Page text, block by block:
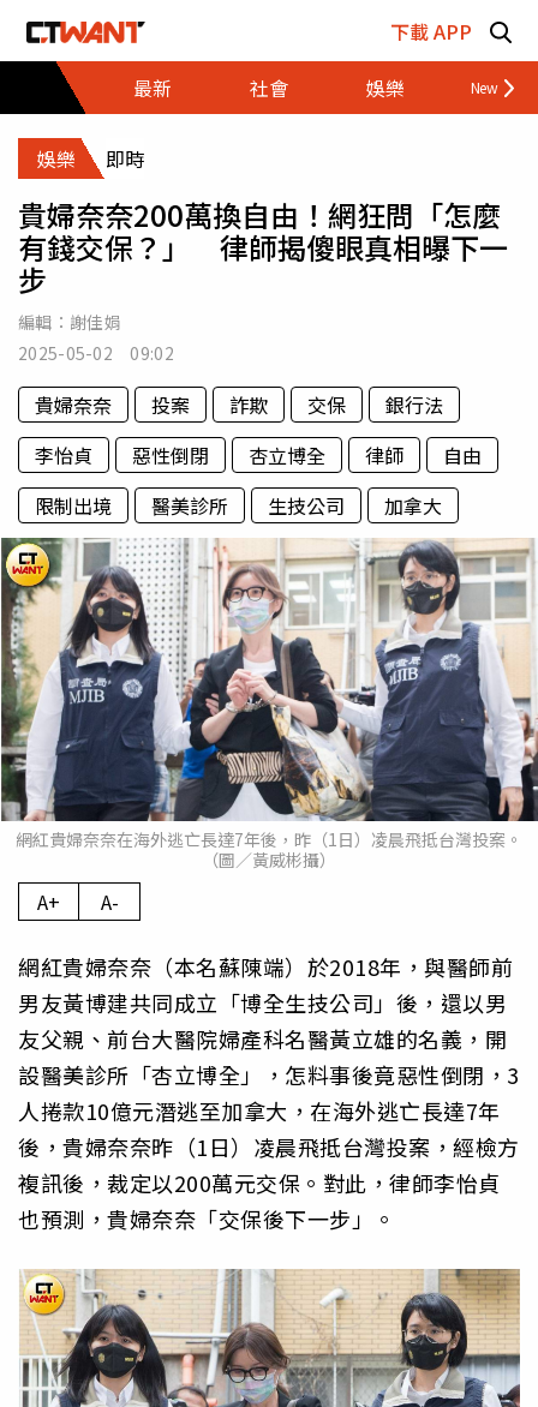
下載 APP
最新
社會 娛樂 財經
娛樂 即時
貴婦奈奈200萬換自由！網狂問「怎麼
有錢交保？」 律師揭傻眼真相曝下一
步
編輯： 謝佳娟
2025-05-02 09:02
貴婦奈奈 投案 詐欺 交保
銀行法
李怡貞
惡性倒閉 杏立博全 律師
自由
限制出境
醫美診所 生技公司 加拿大
網紅貴婦奈奈在海外逃亡長達7年後，昨（1日）凌晨飛抵台灣投案。
（圖／黃威彬攝）
A+ A-
網紅貴婦奈奈（本名蘇陳端）於2018年，與醫師前
男友黃博建共同成立「博全生技公司」後，還以男
友父親、前台大醫院婦產科名醫黃立雄的名義，開
設醫美診所「杏立博全」，怎料事後竟惡性倒閉，3
人捲款10億元潛逃至加拿大，在海外逃亡長達7年
後，貴婦奈奈昨（1日）凌晨飛抵台灣投案，經檢方
複訊後，裁定以200萬元交保。對此，律師李怡貞
也預測，貴婦奈奈「交保後下一步」。